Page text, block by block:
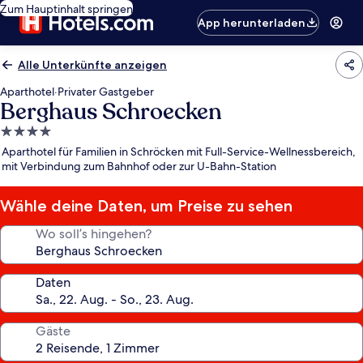
Zum Hauptinhalt springen
App herunterladen
Alle Unterkünfte anzeigen
Aparthotel·Privater Gastgeber
Berghaus Schroecken
4.0-
Sterne-
Unterkunft
Aparthotel für Familien in Schröcken mit Full-Service-Wellnessbereich,
mit Verbindung zum Bahnhof oder zur U-Bahn-Station
Wähle deine Daten, um Preise zu sehen
Wo soll’s hingehen?
Daten
Gäste